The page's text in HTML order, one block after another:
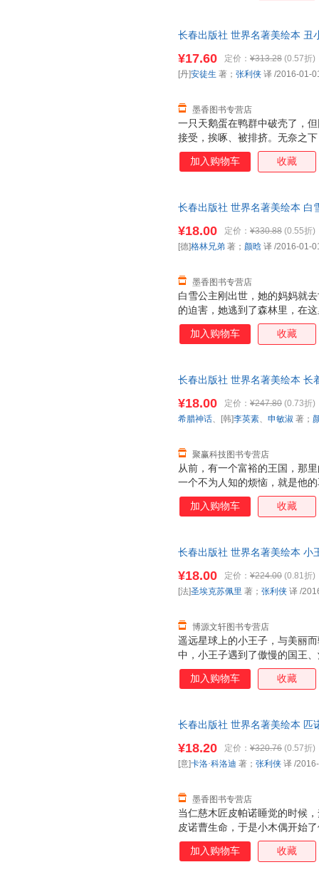
猎人把小红帽和外婆从狼肚里
长春出版社 世界名著美绘本 丑
电子发票！
一只天鹅蛋在鸭群中破壳了，
接受，挨啄、被排挤。无奈之
鸭遇到了很多磨难。有一天，
来，小鸭认出了这些美丽的动
¥17.60 定价： ¥313.28 (0.57折)
墨香图书专营店
[丹]安徒生 著； 张利侠 译 /2016-01-
加入购物车 收藏
长春出版社 世界名著美绘本 白
套，电子发票！
白雪公主刚出世，她的妈妈就
的迫害，她逃到了森林里，在
婆婆骗白雪公主吃下了毒苹果
经死去的白雪公主。
¥18.00 定价： ¥330.88 (0.55折)
墨香图书专营店
[德]格林兄弟 著； 颜晗 译 /2016-01-
加入购物车 收藏
长春出版社 世界名著美绘本 长
套，电子发票！
从前，有一个富裕的王国，那
一个不为人知的烦恼，就是他
ZUI守信用的理发师，进宫帮
后，连国王也知道笛子说出“
¥18.00 定价： ¥247.80 (0.73折)
聚赢科技图书专营店
希腊神话、[韩]李英素、 申敏淑 著；
加入购物车 收藏
长春出版社 世界名著美绘本 小
换】
遥远星球上的小王子，与美丽
中，小王子遇到了傲慢的国王
家，ZUI后来到地球上，试图
只奇怪的狐狸，于是奇妙而
¥18.00 定价： ¥224.00 (0.81折)
博源文轩图书专营店
[法]圣埃克苏佩里 著； 张利侠 译 /
加入购物车 收藏
长春出版社 世界名著美绘本 匹
套，电子发票！
当仁慈木匠皮帕诺睡觉的时候
皮诺曹生命，于是小木偶开始
须通过勇气、忠心以及诚实的
受骗，还因此变成了驴子。
¥18.20 定价： ¥320.76 (0.57折)
墨香图书专营店
[意]卡洛·科洛迪 著； 张利侠 译 /
加入购物车 收藏